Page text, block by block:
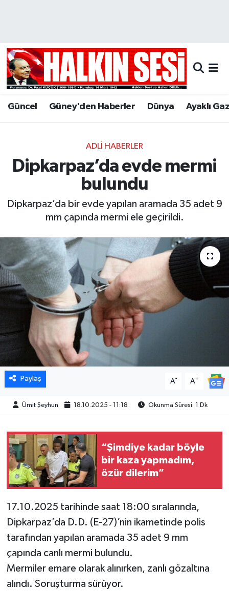
Güncel Güney'den Haberler Dünya Ayaklı
ADLI HABERLER
Dipkarpaz’da evde mermi
bulundu
Dipkarpaz’da bir evde yapılan aramada 35 adet 9
mm çapında mermi ele geçirildi.
Paylaş A- A+
Ümit Şeyhun 18.10.2025 - 11:18 Okunma Süresi: 1 Dk
“Şimdiye kadar böyle
bir kaza yapmadım,
özür dilerim”
17.10.2025 tarihinde saat 18:00 sıralarında,
Dipkarpaz’da D.D. (E-27)’nin ikametinde polis
tarafından yapılan aramada 35 adet 9 mm
çapında canlı mermi bulundu.
Mermiler emare olarak alınırken, zanlı gözaltına
alındı. Soruşturma sürüyor.
Hava Durumu
Trafik Durumu
Tüm Manşetler
Son Dakika Haberleri